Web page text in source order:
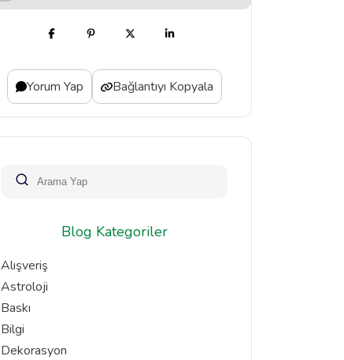
Yorum Yap Bağlantıyı Kopyala
Blog Kategoriler
Alışveriş
Astroloji
Baskı
Bilgi
Dekorasyon